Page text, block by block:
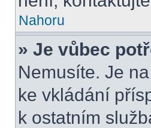
Nahoru
» Je vůbec
Nemusíte. Je
ke vkládání
k ostatním